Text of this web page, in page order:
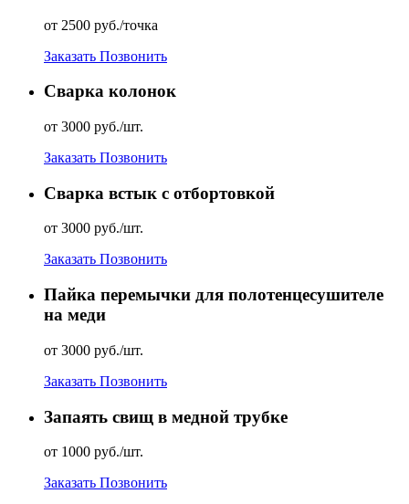
от 2500 руб./точка
Заказать Позвонить
Сварка колонок
от 3000 руб./шт.
Заказать Позвонить
Сварка встык с отбортовкой
от 3000 руб./шт.
Заказать Позвонить
Пайка перемычки для полотенцесушителе
на меди
от 3000 руб./шт.
Заказать Позвонить
Запаять свищ в медной трубке
от 1000 руб./шт.
Заказать Позвонить